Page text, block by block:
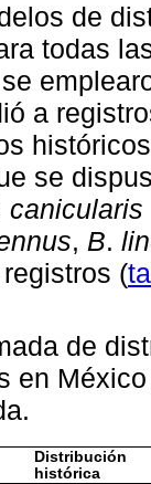
de
todas
a
se
canicularis
, B.
(
de
en
Distribución
histórica